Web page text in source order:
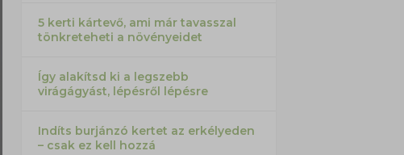
5 kerti kártevő, ami már tavasszal
tönkreteheti a növényeidet
Így alakítsd ki a legszebb
virágágyást, lépésről lépésre
Indíts burjánzó kertet az erkélyeden
– csak ez kell hozzá